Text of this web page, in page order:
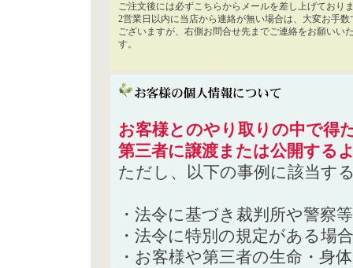
ご注文後には必ずこちらからメールを差し上げており
2営業日以内に当店から連絡が無い場合は、大変お手数
ございますが、右側お問合せ先までご連絡をお願いい
す。
お客様とのやり取りの中で得
第三者に譲渡または公開する
ただし、以下の事例に該当す
・法令に基づき裁判所や警察
・法令に特別の規定がある場合
・お客様や第三者の生命・身